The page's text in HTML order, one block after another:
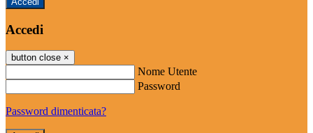
Accedi
button close ×
Nome Utente
Password
Password dimenticata?